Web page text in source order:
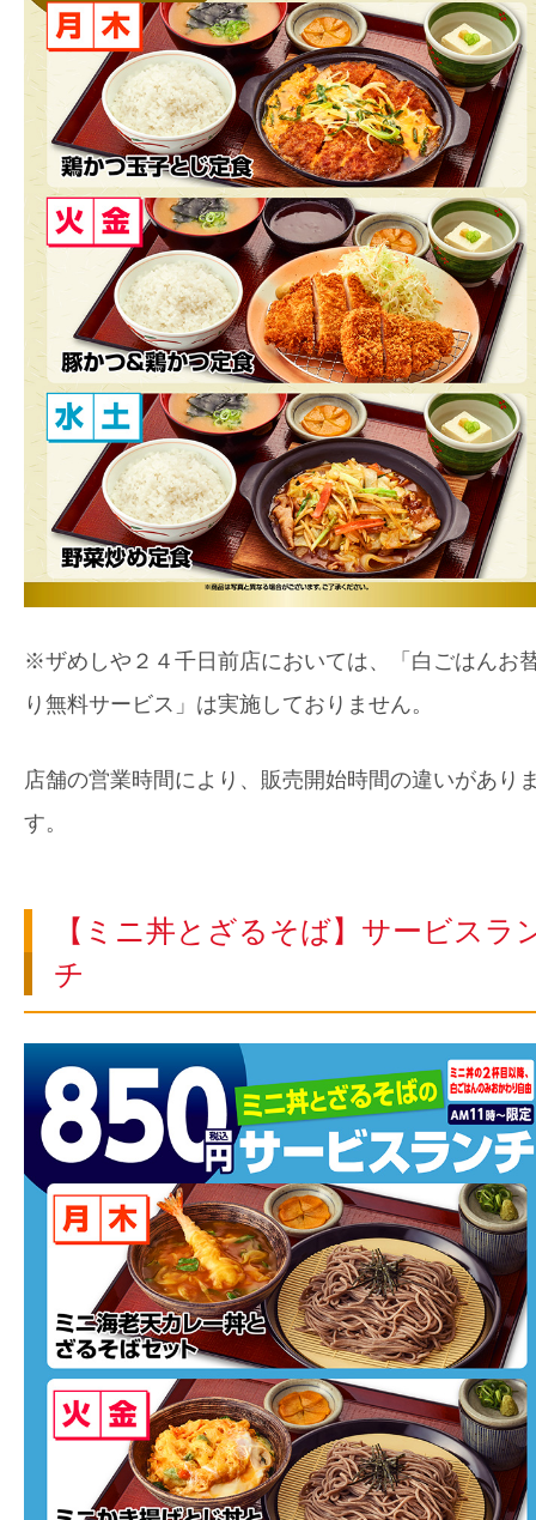
※ザめしや２４千日前店においては、「白ごはんお
り無料サービス」は実施しておりません。
店舗の営業時間により、販売開始時間の違いがあり
す。
【ミニ丼とざるそば】サービスラ
チ